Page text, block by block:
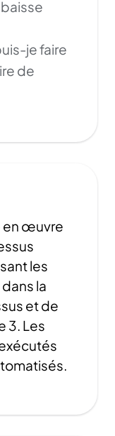
baisse
je faire
de
en œuvre
les
la
et de
3. Les